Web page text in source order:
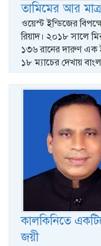
তামিমের আর
ওয়েস্ট ইন্ডিজের
রিয়াদ। ২০১৮ সালে
১৩৬ রানের দারুণ এক
১৮ ম্যাচের দেখায়
কাল‌কি‌নিতে
জয়ী